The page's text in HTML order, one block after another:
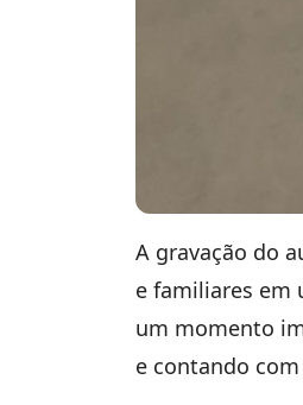
A gravação do
e familiares em
um momento
e contando